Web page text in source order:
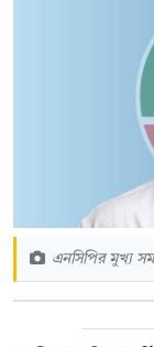
এনসিপির মুখ্য